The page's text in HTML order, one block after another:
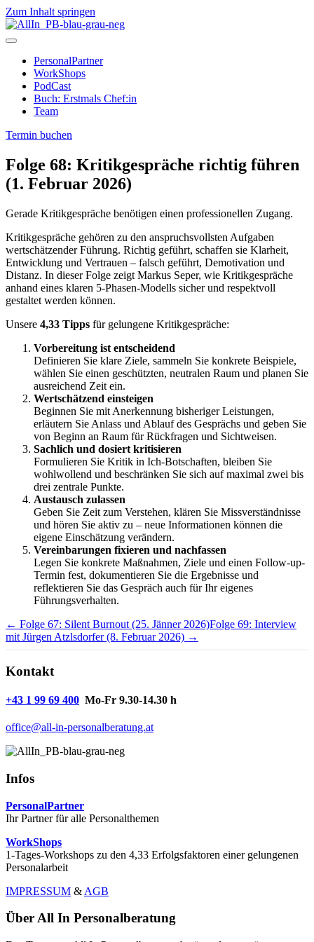
Zum Inhalt springen
PersonalPartner
WorkShops
PodCast
Buch: Erstmals Chef:in
Team
Termin buchen
Folge 68: Kritikgespräche richtig führen
(1. Februar 2026)
Gerade Kritikgespräche benötigen einen professionellen Zugang.
Kritikgespräche gehören zu den anspruchsvollsten Aufgaben
wertschätzender Führung. Richtig geführt, schaffen sie Klarheit,
Entwicklung und Vertrauen – falsch geführt, Demotivation und
Distanz. In dieser Folge zeigt Markus Seper, wie Kritikgespräche
anhand eines klaren 5-Phasen-Modells sicher und respektvoll
gestaltet werden können.
Unsere 4,33 Tipps für gelungene Kritikgespräche:
Vorbereitung ist entscheidend
Definieren Sie klare Ziele, sammeln Sie konkrete Beispiele,
wählen Sie einen geschützten, neutralen Raum und planen Sie
ausreichend Zeit ein.
Wertschätzend einsteigen
Beginnen Sie mit Anerkennung bisheriger Leistungen,
erläutern Sie Anlass und Ablauf des Gesprächs und geben Sie
von Beginn an Raum für Rückfragen und Sichtweisen.
Sachlich und dosiert kritisieren
Formulieren Sie Kritik in Ich-Botschaften, bleiben Sie
wohlwollend und beschränken Sie sich auf maximal zwei bis
drei zentrale Punkte.
Austausch zulassen
Geben Sie Zeit zum Verstehen, klären Sie Missverständnisse
und hören Sie aktiv zu – neue Informationen können die
eigene Einschätzung verändern.
Vereinbarungen fixieren und nachfassen
Legen Sie konkrete Maßnahmen, Ziele und einen Follow-up-
Termin fest, dokumentieren Sie die Ergebnisse und
reflektieren Sie das Gespräch auch für Ihr eigenes
Führungsverhalten.
← Folge 67: Silent Burnout (25. Jänner 2026)Folge 69: Interview
mit Jürgen Atzlsdorfer (8. Februar 2026) →
Kontakt
+43 1 99 69 400 Mo-Fr 9.30-14.30 h
office@all-in-personalberatung.at
Infos
PersonalPartner
Ihr Partner für alle Personalthemen
WorkShops
1-Tages-Workshops zu den 4,33 Erfolgsfaktoren einer gelungenen
Personalarbeit
IMPRESSUM & AGB
Über All In Personalberatung